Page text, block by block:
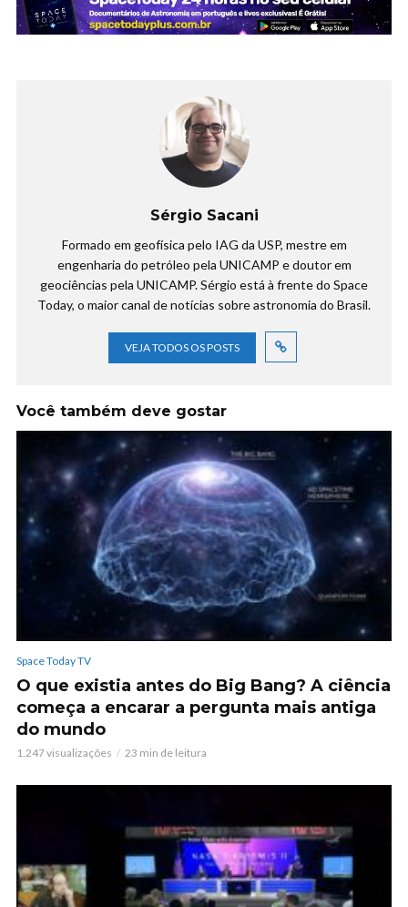
Sérgio Sacani
Formado em geofísica pelo IAG da USP, mestre em
engenharia do petróleo pela UNICAMP e doutor em
geociências pela UNICAMP. Sérgio está à frente do Space
Today, o maior canal de notícias sobre astronomia do Brasil.
VEJA TODOS OS POSTS
Você também deve gostar
Space Today TV
O que existia antes do Big Bang? A ciência
começa a encarar a pergunta mais antiga
do mundo
1.247 visualizações 23 min de leitura